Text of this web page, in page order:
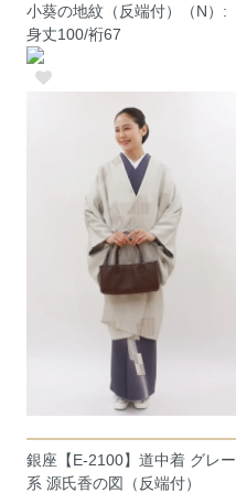
小葵の地紋（反端付）（N）:
身丈100/裄67
銀座【E-2100】道中着 グレー
系 源氏香の図（反端付）